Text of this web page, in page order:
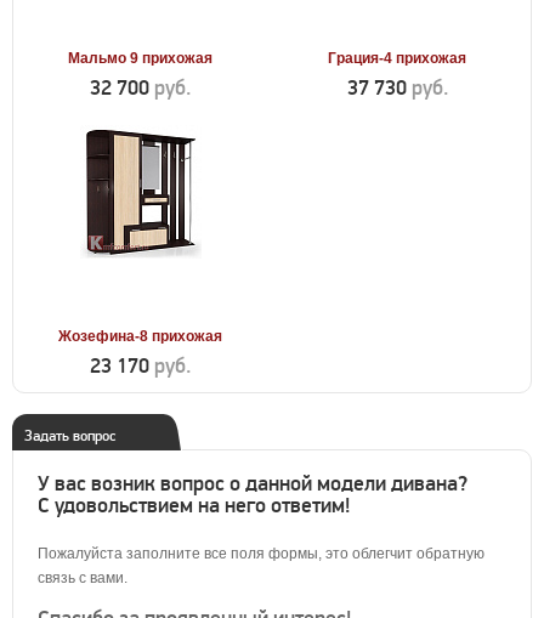
Мальмо 9 прихожая
32 700 руб.
Грация-4 прихожая
37 730 руб.
Жозефина-8 прихожая
23 170 руб.
Задать вопрос
У вас возник вопрос о данной модели дивана?
С удовольствием на него ответим!
Пожалуйста заполните все поля формы, это облегчит обратную
связь с вами.